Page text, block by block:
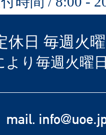
休日 毎週火
り毎週火曜